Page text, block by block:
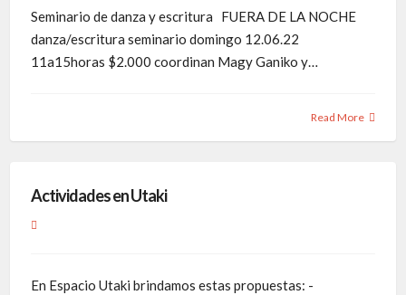
Seminario de danza y escritura FUERA DE LA NOCHE
danza/escritura seminario domingo 12.06.22
11a15horas $2.000 coordinan Magy Ganiko y…
Read More
Actividades en Utaki
En Espacio Utaki brindamos estas propuestas: -